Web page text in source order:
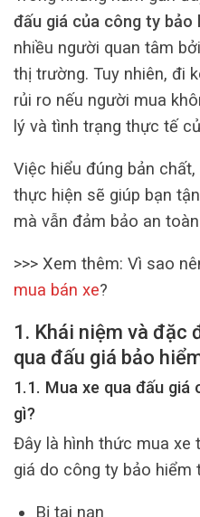
đấu giá của công ty bảo
nhiều người quan tâm
thị trường. Tuy nhiên, đi
rủi ro nếu người mua
lý và tình trạng thực tế
Việc hiểu đúng bản
thực hiện sẽ giúp bạn
mà vẫn đảm bảo an
>>> Xem thêm: Vì sao
mua bán xe?
1. Khái niệm và đặc
qua đấu giá bảo
1.1. Mua xe qua đấu
gì?
Đây là hình thức mua xe
giá do công ty bảo hiểm
Bị tai nạn